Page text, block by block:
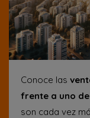
Conoce las
frente a uno
son cada vez